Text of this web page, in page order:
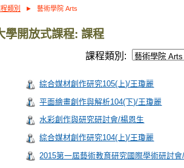
類別 ► 藝術學院 Arts
學開放式課程: 課程
課程類別:
綜合媒材創作研究105(上)/王瓊麗
平面繪畫創作與解析104(下)/王瓊麗
水彩創作與研究研討會/楊恩生
綜合媒材創作研究104(上)/王瓊麗
2015第一屆藝術教育研究國際學術研討